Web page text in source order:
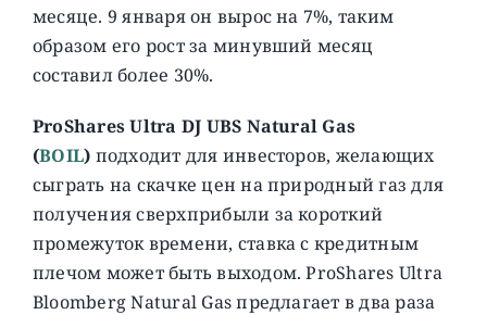
месяце. 9 января он вырос на 7%, таким
образом его рост за минувший месяц
составил более 30%.
ProShares Ultra DJ UBS Natural Gas
(BOIL) подходит для инвесторов, желающих
сыграть на скачке цен на природный газ для
получения сверхприбыли за короткий
промежуток времени, ставка с кредитным
плечом может быть выходом. ProShares Ultra
Bloomberg Natural Gas предлагает в два раза